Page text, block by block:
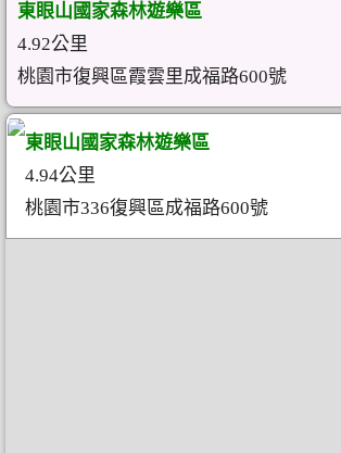
東眼山國家森林遊樂區
4.92公里
桃園市復興區霞雲里成福路600號
東眼山國家森林遊樂區
4.94公里
桃園市336復興區成福路600號